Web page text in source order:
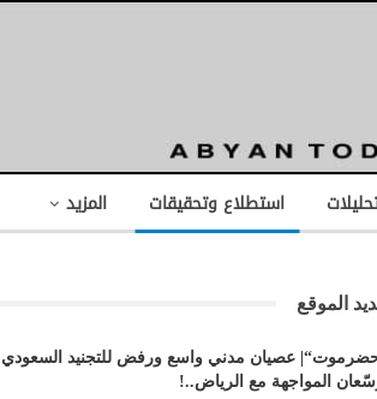
استطلاع وتحقيقات المزيد
الموقع
عصيان مدني واسع ورفض للتجنيد السعودي
المواجهة مع الرياض..!